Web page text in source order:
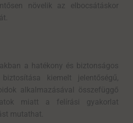
növelik az elbocsátáskor
a hatékony és biztonságos
kiemelt jelentőségű,
alkalmazásával összefüggő
miatt a felírási gyakorlat
mutathat.